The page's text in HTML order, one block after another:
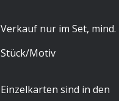
Verkauf nur im Set, mind.
Stück/Motiv
Einzelkarten sind in den